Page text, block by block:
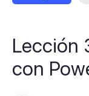
Lección
con